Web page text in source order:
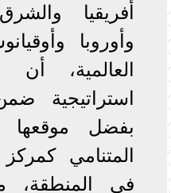
أفريقيا
وأوروبا
العالمية،
استراتيجية
بفضل موقعها
المتنامي
في